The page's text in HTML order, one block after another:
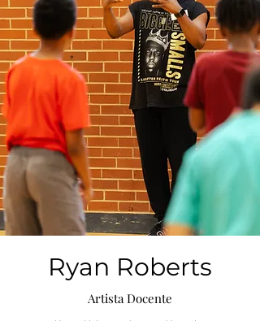
Ryan Roberts
Artista Docente